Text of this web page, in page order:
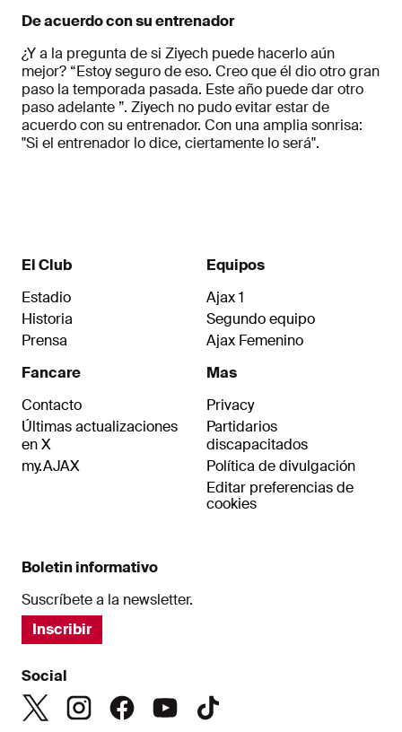
De acuerdo con su entrenador
¿Y a la pregunta de si Ziyech puede hacerlo aún
mejor? “Estoy seguro de eso. Creo que él dio otro gran
paso la temporada pasada. Este año puede dar otro
paso adelante ”. Ziyech no pudo evitar estar de
acuerdo con su entrenador. Con una amplia sonrisa:
"Si el entrenador lo dice, ciertamente lo será".
El Club
Estadio
Historia
Prensa
Fancare
Contacto
Últimas actualizaciones
en X
my.AJAX
Equipos
Ajax 1
Segundo equipo
Ajax Femenino
Mas
Privacy
Partidarios
discapacitados
Política de divulgación
Editar preferencias de
cookies
Boletin informativo
Suscríbete a la newsletter.
Inscribir
Social